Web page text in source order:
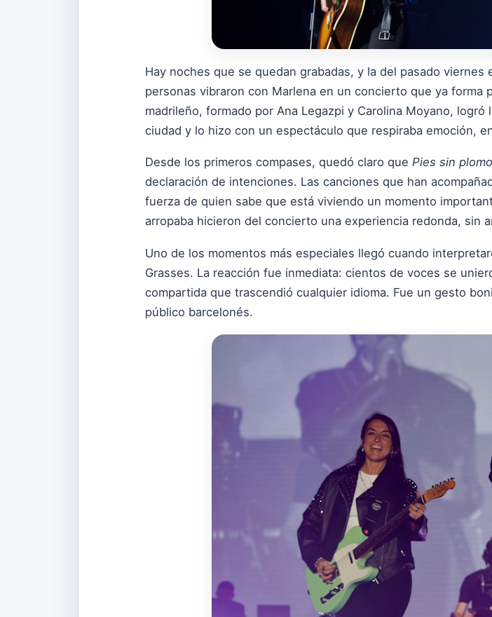
Hay noches que se quedan grabadas, y la del pasado
personas vibraron con Marlena en un concierto que ya forma
madrileño, formado por Ana Legazpi y Carolina Moyano,
ciudad y lo hizo con un espectáculo que respiraba emoción,
Desde los primeros compases, quedó claro que Pies sin plomo
declaración de intenciones. Las canciones que han
fuerza de quien sabe que está viviendo un momento
arropaba hicieron del concierto una experiencia redonda, sin
Uno de los momentos más especiales llegó cuando
Grasses. La reacción fue inmediata: cientos de voces se
compartida que trascendió cualquier idioma. Fue un gesto
público barcelonés.